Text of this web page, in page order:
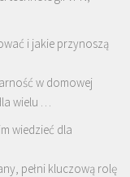
i jakie przynoszą
w domowej
wielu …
wiedzieć dla
pełni kluczową rolę